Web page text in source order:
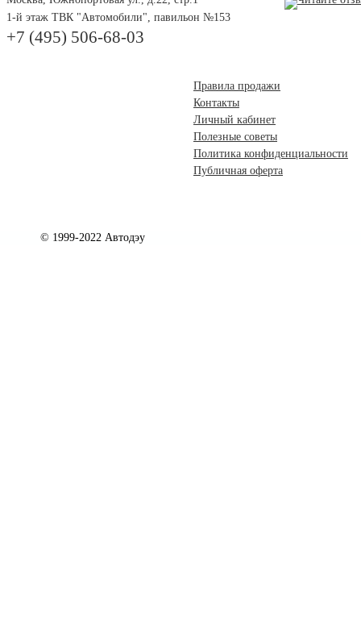
1-й этаж ТВК "Автомобили", павильон №153
+7 (495) 506-68-03
Правила продажи
Контакты
Личный кабинет
Полезные советы
Политика конфиденциальности
Публичная оферта
© 1999-2022 Автодэу